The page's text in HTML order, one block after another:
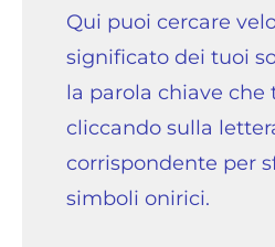
Qui puoi cercare
significato dei tuoi
la parola chiave che
cliccando sulla
corrispondente per
simboli onirici.